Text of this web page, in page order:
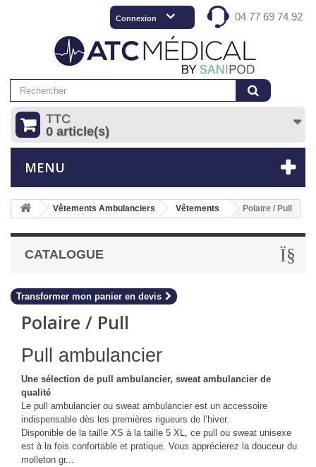
04 77 69 74 92
Connexion
TTC
0 article(s)
MENU
Vêtements Ambulanciers Vêtements Polaire / Pull
CATALOGUE
Transformer mon panier en devis
Polaire / Pull
Pull ambulancier
Une sélection de pull ambulancier, sweat ambulancier de
qualité
Le pull ambulancier ou sweat ambulancier est un accessoire
indispensable dès les premières rigueurs de l’hiver.
Disponible de la taille XS à la taille 5 XL, ce pull ou sweat unisexe
est à la fois confortable et pratique. Vous apprécierez la douceur du
molleton gr...